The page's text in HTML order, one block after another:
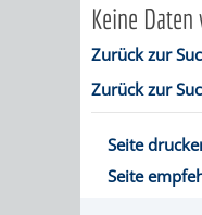
Keine
Zurück zur
Zurück zur
Seite
Seite